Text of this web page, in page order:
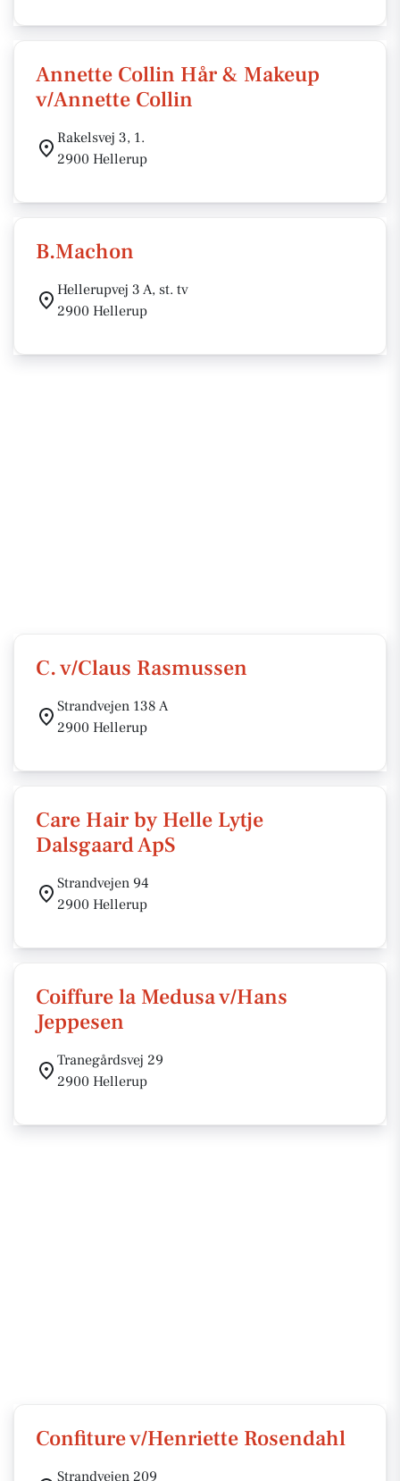
Annette Collin Hår & Makeup
v/Annette Collin
Rakelsvej 3, 1.
2900 Hellerup
B.Machon
Hellerupvej 3 A, st. tv
2900 Hellerup
C. v/Claus Rasmussen
Strandvejen 138 A
2900 Hellerup
Care Hair by Helle Lytje
Dalsgaard ApS
Strandvejen 94
2900 Hellerup
Coiffure la Medusa v/Hans
Jeppesen
Tranegårdsvej 29
2900 Hellerup
Confiture v/Henriette Rosendahl
Strandvejen 209